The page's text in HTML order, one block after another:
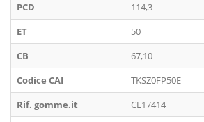
PCD
114,3
ET
50
CB
67,10
Codice CAI
TKSZ0FP50E
Rif. gomme.it
CL17414